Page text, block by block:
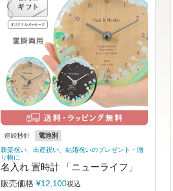
連続秒針
電池別
新築祝い、出産祝い、結婚祝いのプレゼント・贈
り物に
名入れ 置時計 「ニューライフ」
販売価格 ¥12,100税込